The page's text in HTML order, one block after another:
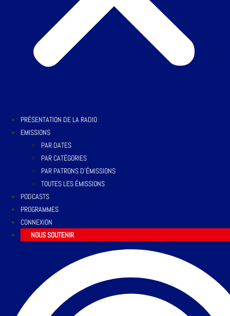
PRÉSENTATION DE LA RADIO
EMISSIONS
PAR DATES
PAR CATÉGORIES
PAR PATRONS D’ÉMISSIONS
TOUTES LES ÉMISSIONS
PODCASTS
PROGRAMMES
CONNEXION
NOUS SOUTENIR